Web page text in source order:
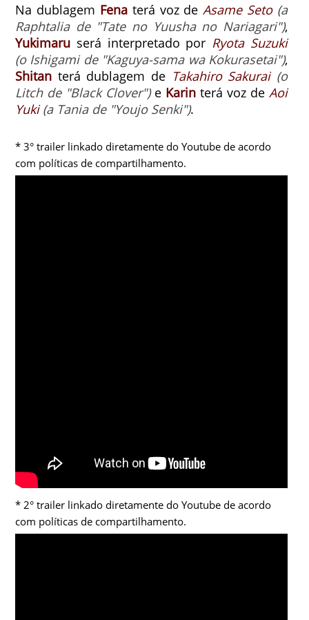
Na dublagem Fenaterá voz deAsame Seto (a
Raphtalia de "Tate no Yuusha no Nariagari"),
Yukimaru será interpretado por Ryota Suzuki
(o Ishigami de "Kaguya-sama wa Kokurasetai"),
Shitan terá dublagem de Takahiro Sakurai (o
Litch de "Black Clover")e Karin terá voz deAoi
Yuki (a Tania de "Youjo Senki").
* 3° trailer linkado diretamente do Youtube de acordo
com políticas de compartilhamento.
* 2° trailer linkado diretamente do Youtube de acordo
com políticas de compartilhamento.